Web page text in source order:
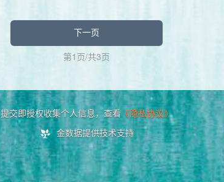
下一页
第1页/共3页
提交即授权收集个人信息，查看《隐私协议》
金数据提供技术支持